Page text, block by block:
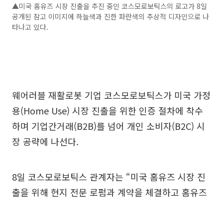
▲미국 홈유즈 시장 진출을 추진 중인 코스모로보틱스의 로고가 8일
공개된 참고 이미지에 하늘색과 진한 파란색의 추상적 디자인으로 나
타나고 있다.
웨어러블 재활로봇 기업 코스모로보틱스가 미국 가정
용(Home Use) 시장 진출을 위한 인증 절차에 착수
하며 기업간거래(B2B)를 넘어 개인 소비자(B2C) 시
장 공략에 나선다.
8일 코스모로보틱스 관계자는 “미국 홈유즈 시장 진
출을 위해 현지 전문 로펌과 계약을 체결하고 홈유즈